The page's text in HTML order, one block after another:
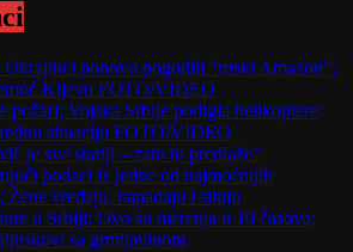
Ukrajinci ponovo pogodili "ruski Amazon";
Kijevu FOTO/VIDEO
požari; Vojska Srbije podigla helikoptere;
situaciju FOTO/VIDEO
je sve stariji – zato to predlaže"
podaci iz jedne od najmoćnijih
vređaju, napadaju i siluju
u Srbiji: Ovo su merenja u 10 časova;
sa grmljavinom